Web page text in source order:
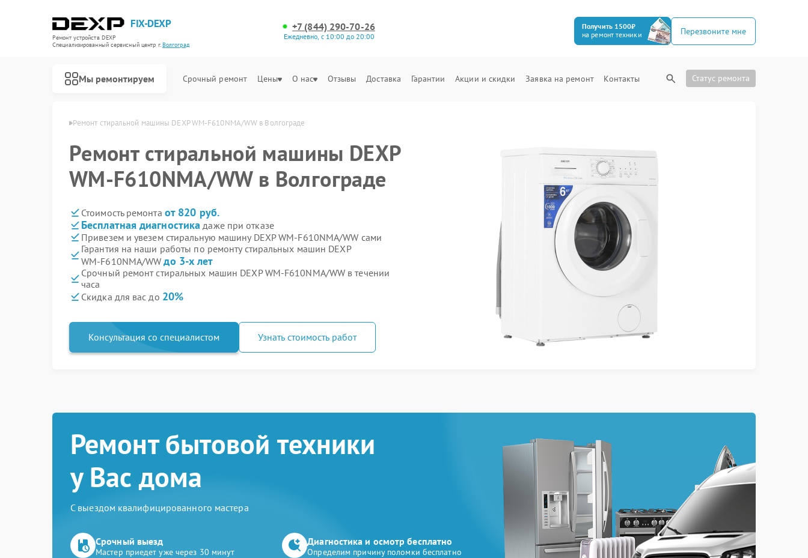
FIX-DEXP
Ремонт устройств DEXP
Специализированный cервисный центр г.Волгоград
+7 (844) 290-70-26
Ежедневно, с 10:00 до 20:00
Получить 1500₽
на ремонт техники
Перезвоните мне
Мы ремонтируем Срочный ремонт Цены О нас Отзывы Доставка Гарантии Акции и скидки Заявка на ремонт Контакты Статус ремонта
Ремонт стиральной машины DEXP WM‑F610NMA/WW в Волгограде
Ремонт стиральной машины DEXP
WM‑F610NMA/WW в Волгограде
Стоимость ремонта от 820 руб.
Бесплатная диагностика даже при отказе
Привезем и увезем стиральную машину DEXP WM‑F610NMA/WW сами
Гарантия на наши работы по ремонту стиральных машин DEXP
WM‑F610NMA/WWдо 3-х лет
Срочный ремонт стиральных машин DEXP WM‑F610NMA/WW в течении
часа
Скидка для вас до 20%
Консультация со специалистом Узнать стоимость работ
Ремонт бытовой техники
у Вас дома
С выездом квалифицированного мастера
Срочный выезд
Мастер приедет уже через 30 минут
Диагностика и осмотр бесплатно
Определим причину поломки бесплатно